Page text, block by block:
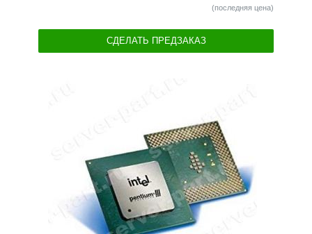
(последняя цена)
СДЕЛАТЬ ПРЕДЗАКАЗ